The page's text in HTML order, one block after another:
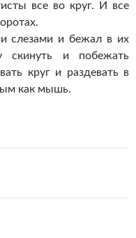
все во круг. И все
слезами и бежал в их
скинуть и побежать
круг и раздевать в
как мышь.